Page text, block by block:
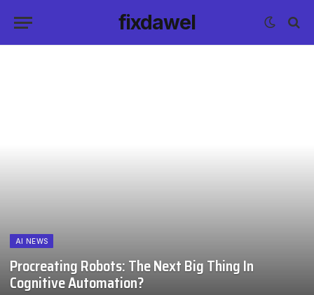
fixdawel
AI NEWS
Procreating Robots: The Next Big Thing In
Cognitive Automation?